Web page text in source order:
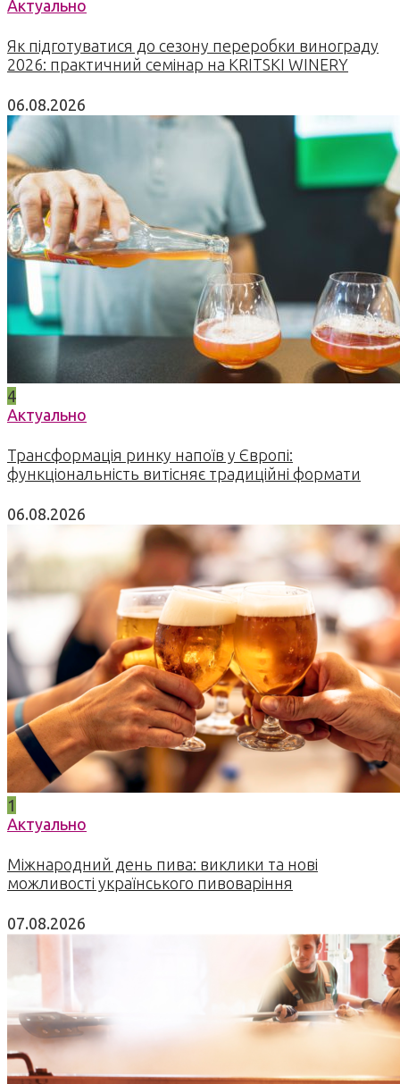
Актуально
Як підготуватися до сезону переробки винограду
2026: практичний семінар на KRITSKI WINERY
06.08.2026
4
Актуально
Трансформація ринку напоїв у Європі:
функціональність витісняє традиційні формати
06.08.2026
1
Актуально
Міжнародний день пива: виклики та нові
можливості українського пивоваріння
07.08.2026